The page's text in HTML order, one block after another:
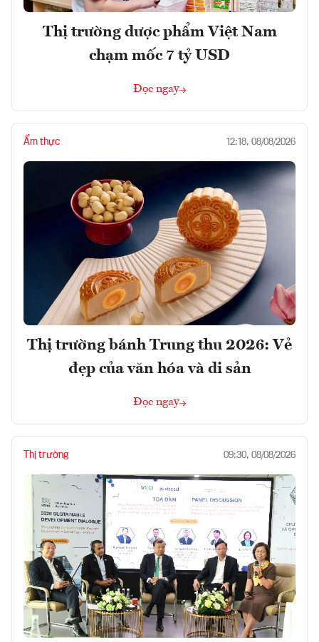
Thị trường dược phẩm Việt Nam
chạm mốc 7 tỷ USD
Đọc ngay
Ẩm thực 12:18, 08/08/2026
Thị trường bánh Trung thu 2026: Vẻ
đẹp của văn hóa và di sản
Đọc ngay
Thị trường 09:30, 08/08/2026